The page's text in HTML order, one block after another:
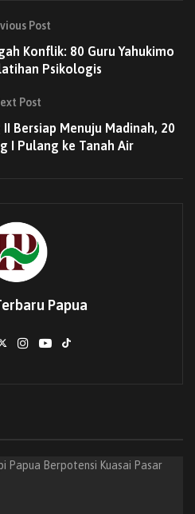
bahwa transformasi
informal.
kerja yang nyata, mulai
akan mendapatkan
termasuk Jaminan
nyata kolaborasi dalam
yang layak dan terlindungi,”
2025).
ribu mitra Grab telah
Angka
mengingat pentingnya
Rp489 juta, dan 14 mitra
dari mitra pengemudi
kecelakaan kerja dan
Post
Konflik: 80 Guru Yahukimo
Psikologis
Post
Bersiap Menuju Madinah, 20
I Pulang ke Tanah Air
Papua